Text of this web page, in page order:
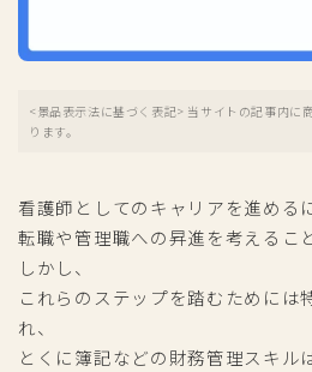
<景品表示法に基づく表記> 当サイトの記事内に
ります。
看護師としてのキャリアを進める
転職や管理職への昇進を考えるこ
しかし、
これらのステップを踏むためには
れ、
とくに簿記などの財務管理スキル